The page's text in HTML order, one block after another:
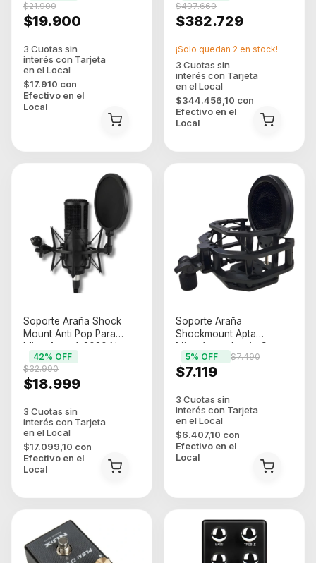
$19.900
$21.900
$17.910 con
Efectivo en el
Local
$382.729
$497.660
$344.456,10 con
Efectivo en el
Local
¡Solo quedan 2 en stock!
Soporte Araña Shock
Mount Anti Pop Para
Microfono At2020 Negro
$18.999
$32.990
42% OFF
$17.099,10 con
Efectivo en el
Local
Soporte Araña
Shockmount Apta
Microfonos Lewitt Con
Antipop Negro
$7.119
$7.490
5% OFF
$6.407,10 con
Efectivo en el
Local